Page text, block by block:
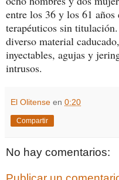
entre los 36 y los 61 años
terapéuticos sin titulación.
diverso material
inyectables, agujas y
intrusos.
El Olitense en 0:20
Compartir
No hay comentarios: